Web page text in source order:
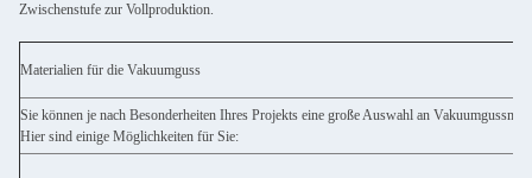
Zwischenstufe zur Vollproduktion.
Materialien für die Vakuumguss
Sie können je nach Besonderheiten Ihres Projekts eine große Auswahl an
Hier sind einige Möglichkeiten für Sie: